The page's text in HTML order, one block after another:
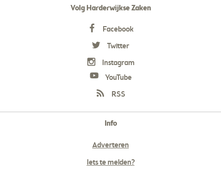
Volg Harderwijkse Zaken
Facebook
Twitter
Instagram
YouTube
RSS
Info
Adverteren
Iets te melden?